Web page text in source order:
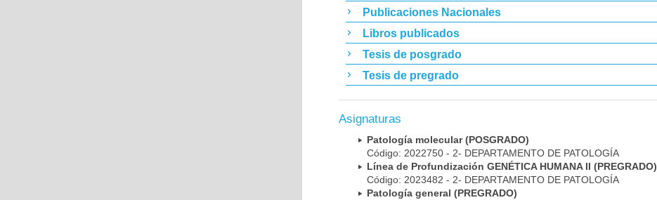
Publicaciones Nacionales
Libros publicados
Tesis de posgrado
Tesis de pregrado
Asignaturas
Patología molecular (POSGRADO)
Código: 2022750 - 2- DEPARTAMENTO DE PATOLOGÍA
Línea de Profundización GENÉTICA HUMANA II (PREGRADO)
Código: 2023482 - 2- DEPARTAMENTO DE PATOLOGÍA
Patología general (PREGRADO)